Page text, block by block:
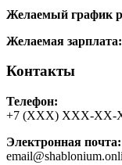
Желаемый график
Желаемая зарплата:
Контакты
Телефон:
+7 (ХХХ) ХХХ-ХХ-
Электронная почта: